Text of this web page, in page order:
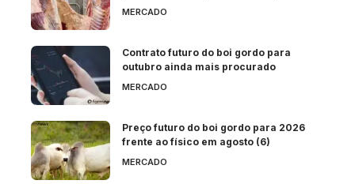
MERCADO
Contrato futuro do boi gordo para
outubro ainda mais procurado
MERCADO
Preço futuro do boi gordo para 2026
frente ao físico em agosto (6)
MERCADO